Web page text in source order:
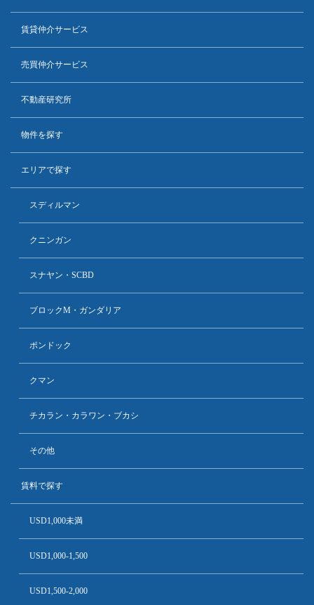
賃貸仲介サービス
売買仲介サービス
不動産研究所
物件を探す
エリアで探す
スディルマン
クニンガン
スナヤン・SCBD
ブロックM・ガンダリア
ポンドック
クマン
チカラン・カラワン・ブカシ
その他
賃料で探す
USD1,000未満
USD1,000-1,500
USD1,500-2,000